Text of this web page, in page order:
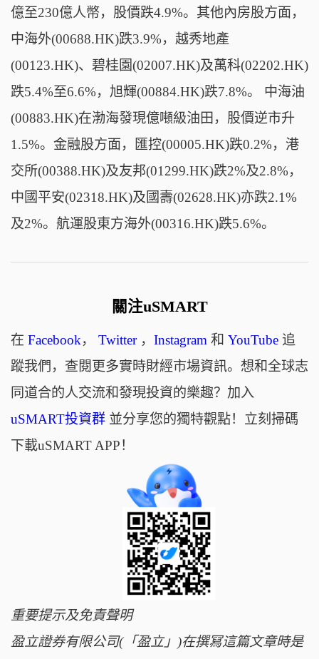
億至230億人幣，股價跌4.9%。其他內房股方面，
中海外(00688.HK)跌3.9%，越秀地產
(00123.HK)、碧桂園(02007.HK)及萬科(02202.HK)
跌5.4%至6.6%，旭輝(00884.HK)跌7.8%。 中海油
(00883.HK)在渤海發現億噸級油田，股價逆市升
1.5%。金融股方面，匯控(00005.HK)跌0.2%，港
交所(00388.HK)及友邦(01299.HK)跌2%及2.8%，
中國平安(02318.HK)及國壽(02628.HK)亦跌2.1%
及2%。航運股東方海外(00316.HK)跌5.6%。
關注uSMART
在 Facebook， Twitter， Instagram和 YouTube追
蹤我們，查閱更多實時財經市場資訊。想和全球志
同道合的人交流和發現投資的樂趣？加入
uSMART投資群並分享您的獨特觀點！立刻掃碼
下載uSMART APP！
重要提示及免責聲明
盈立證券有限公司(「盈立」)在撰冩這篇文章時是